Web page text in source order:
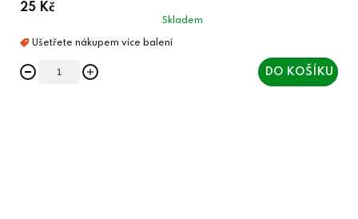
25 Kč
Skladem
DO KOŠÍKU